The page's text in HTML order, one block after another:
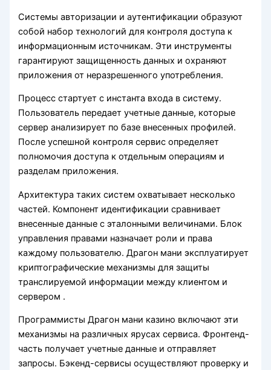
Системы авторизации и аутентификации образуют
собой набор технологий для контроля доступа к
информационным источникам. Эти инструменты
гарантируют защищенность данных и охраняют
приложения от неразрешенного употребления.
Процесс стартует с инстанта входа в систему.
Пользователь передает учетные данные, которые
сервер анализирует по базе внесенных профилей.
После успешной контроля сервис определяет
полномочия доступа к отдельным операциям и
разделам приложения.
Архитектура таких систем охватывает несколько
частей. Компонент идентификации сравнивает
внесенные данные с эталонными величинами. Блок
управления правами назначает роли и права
каждому пользователю. Драгон мани эксплуатирует
криптографические механизмы для защиты
транслируемой информации между клиентом и
сервером .
Программисты Драгон мани казино включают эти
механизмы на различных ярусах сервиса. Фронтенд-
часть получает учетные данные и отправляет
запросы. Бэкенд-сервисы осуществляют проверку и